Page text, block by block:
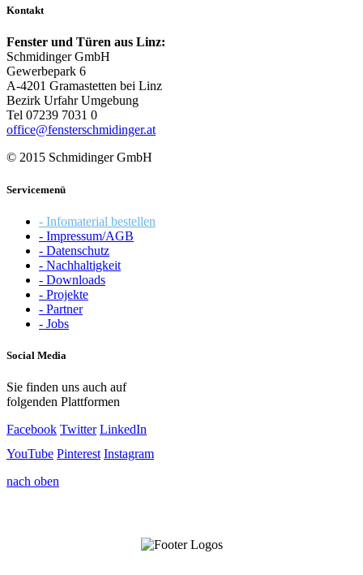
Kontakt
Fenster und Türen aus Linz:
Schmidinger GmbH
Gewerbepark 6
A-4201 Gramastetten bei Linz
Bezirk Urfahr Umgebung
Tel 07239 7031 0
office@fensterschmidinger.at
© 2015 Schmidinger GmbH
Servicemenü
- Infomaterial bestellen
- Impressum/AGB
- Datenschutz
- Nachhaltigkeit
- Downloads
- Projekte
- Partner
- Jobs
Social Media
Sie finden uns auch auf
folgenden Plattformen
Facebook Twitter LinkedIn
YouTube Pinterest Instagram
nach oben